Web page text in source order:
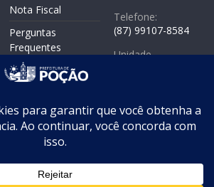
Nota Fiscal
Perguntas
Frequentes
Politicas de
Privacidade
Telefone:
(87) 99107-8584
Unidade